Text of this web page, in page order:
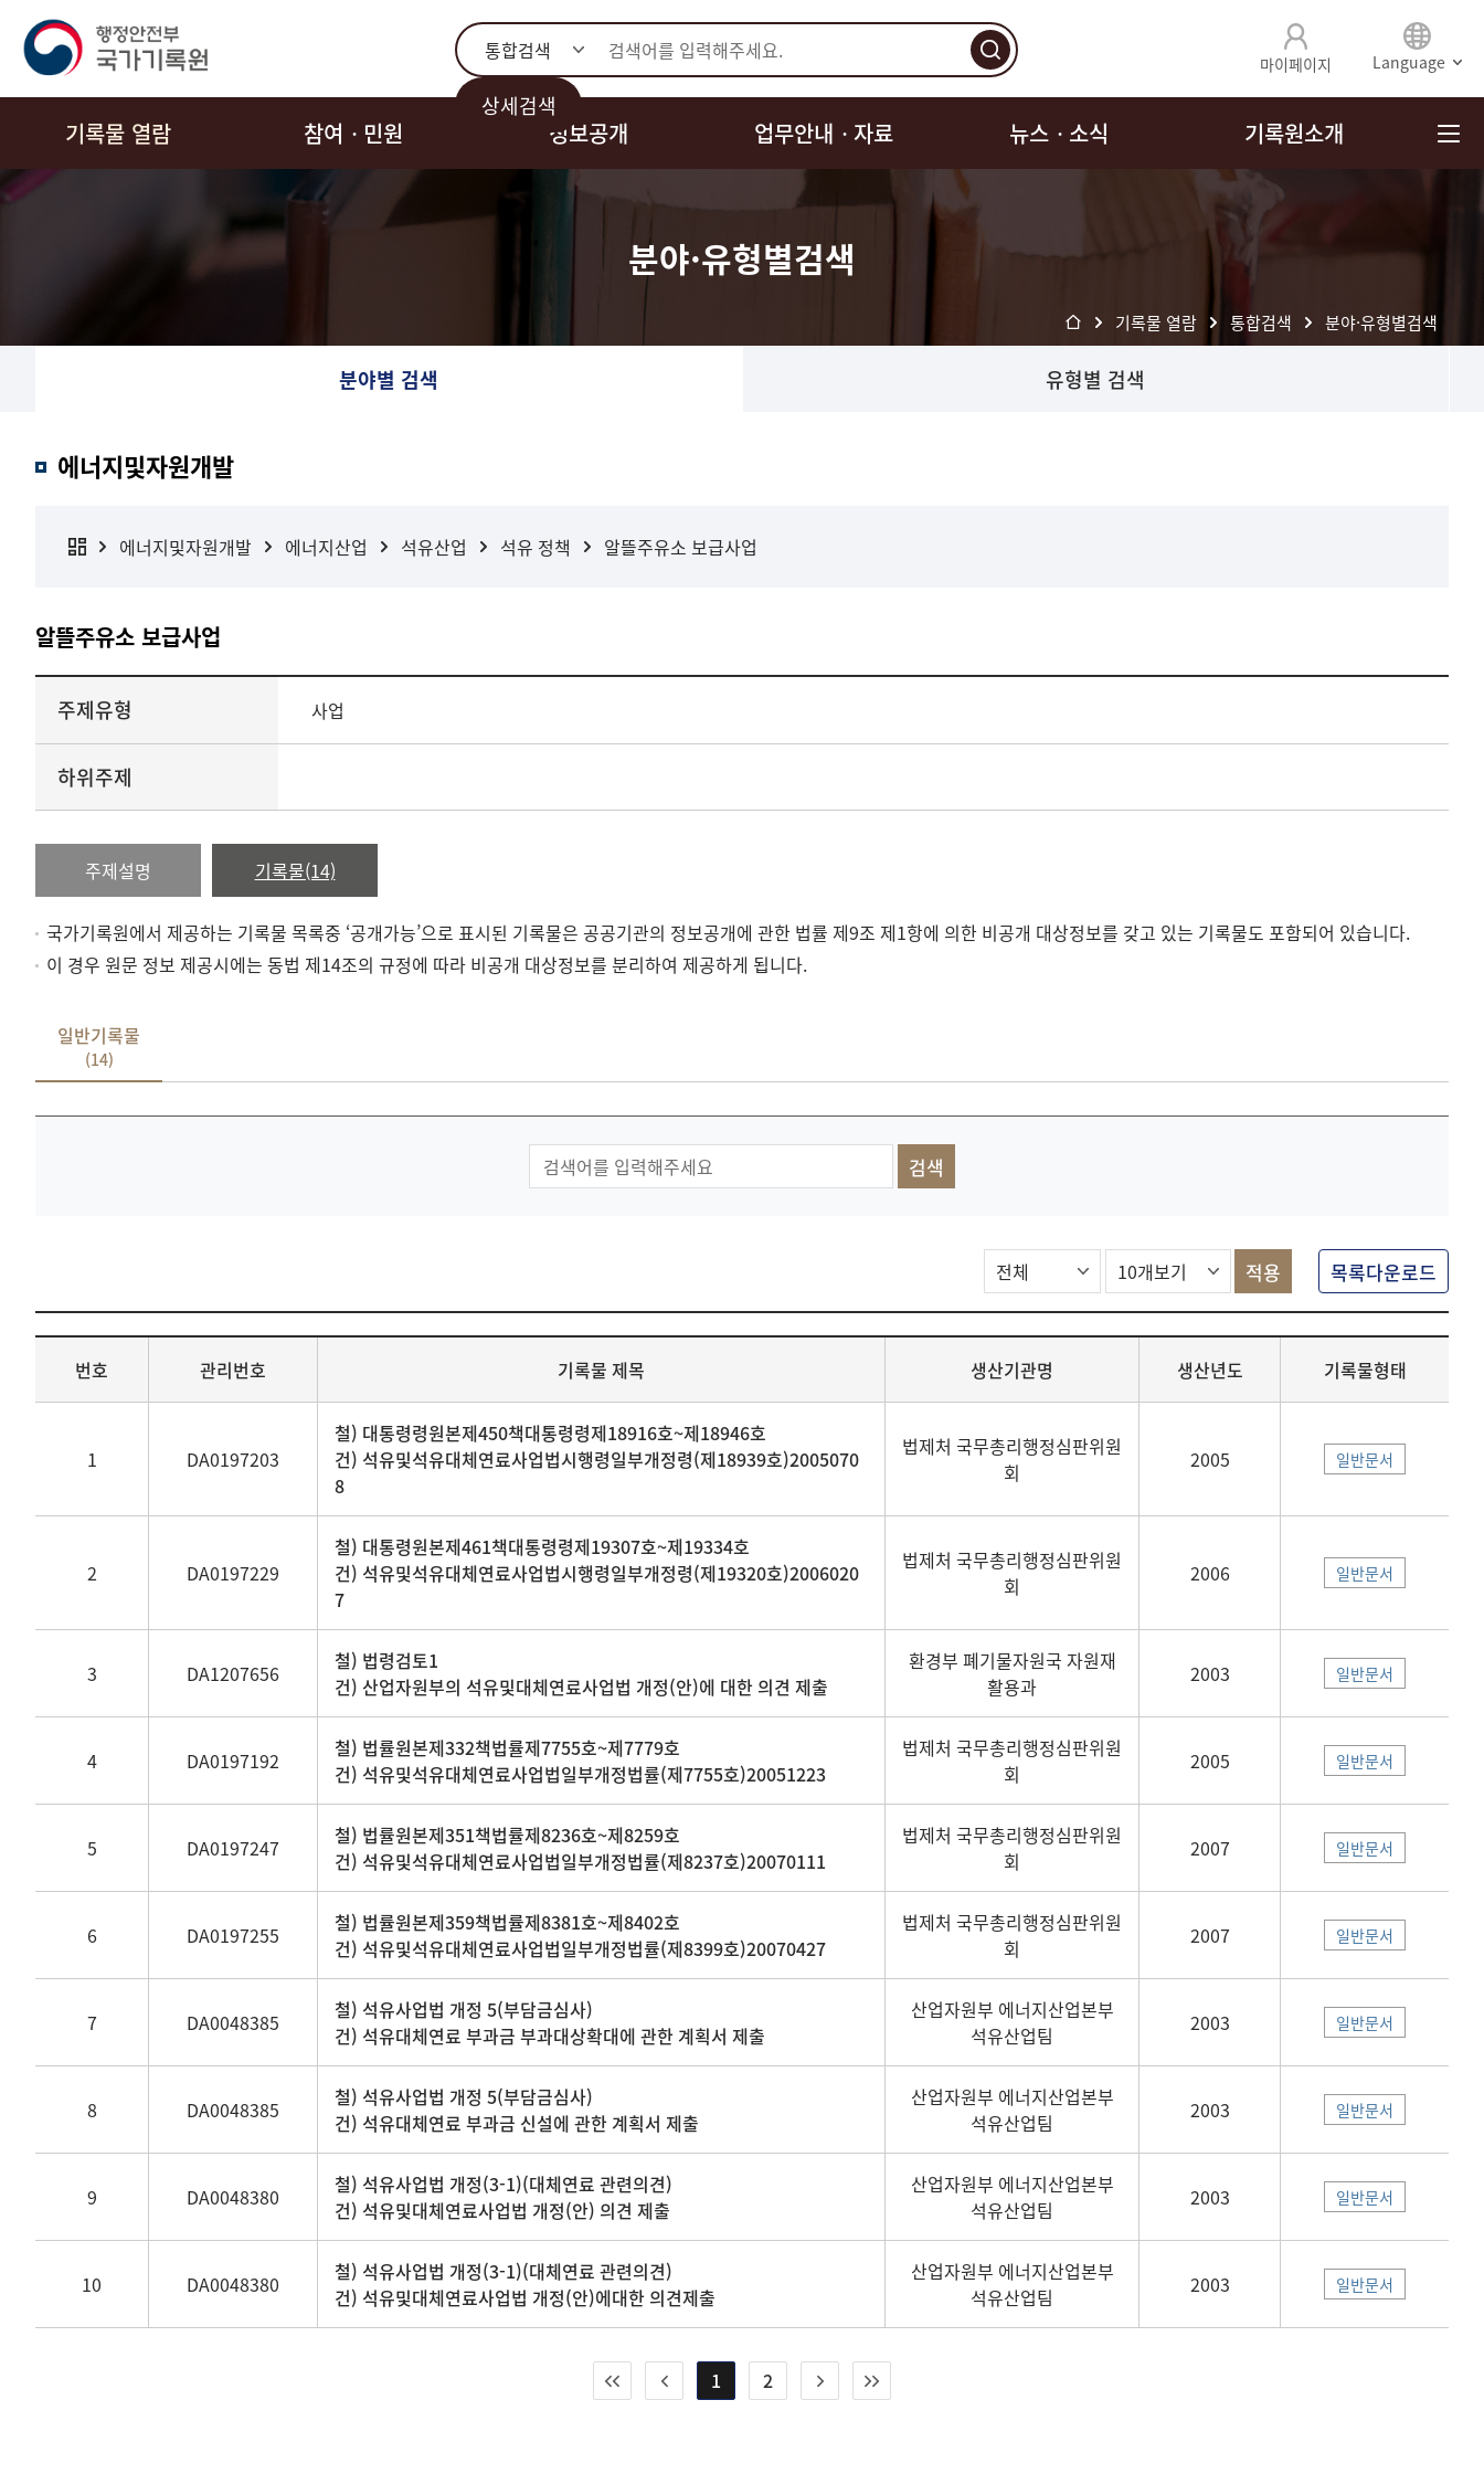
통합검색
상세검색
마이페이지 Language
기록물 열람 참여ㆍ민원 정보공개 업무안내ㆍ자료 뉴스ㆍ소식 기록원소개
분야·유형별검색
기록물 열람 통합검색 분야·유형별검색
분야별 검색 유형별 검색
에너지및자원개발
에너지및자원개발 에너지산업 석유산업 석유 정책 알뜰주유소 보급사업
알뜰주유소 보급사업
주제유형 사업
하위주제
주제설명 기록물(14)
국가기록원에서 제공하는 기록물 목록중 ‘공개가능’으로 표시된 기록물은 공공기관의 정보공개에 관한 법률 제9조 제1항에 의한 비공개 대상정보를 갖고 있는 기록물도 포함되어 있습니다.
이 경우 원문 정보 제공시에는 동법 제14조의 규정에 따라 비공개 대상정보를 분리하여 제공하게 됩니다.
일반기록물
(14)
목록다운로드
표로
관리번호,
제목,
생산년도,
번호 관리번호 기록물 제목 생산기관명 생산년도 기록물형태
1 DA0197203
철) 대통령령원본제450책대통령령제18916호~제18946호
건) 석유및석유대체연료사업법시행령일부개정령(제18939호)2005070
8
법제처 국무총리행정심판위원
회
2005 일반문서
2 DA0197229
철) 대통령원본제461책대통령령제19307호~제19334호
건) 석유및석유대체연료사업법시행령일부개정령(제19320호)2006020
7
법제처 국무총리행정심판위원
회
2006 일반문서
3 DA1207656
철) 법령검토1
건) 산업자원부의 석유및대체연료사업법 개정(안)에 대한 의견 제출
환경부 폐기물자원국 자원재
활용과
2003 일반문서
4 DA0197192
철) 법률원본제332책법률제7755호~제7779호
건) 석유및석유대체연료사업법일부개정법률(제7755호)20051223
법제처 국무총리행정심판위원
회
2005 일반문서
5 DA0197247
철) 법률원본제351책법률제8236호~제8259호
건) 석유및석유대체연료사업법일부개정법률(제8237호)20070111
법제처 국무총리행정심판위원
회
2007 일반문서
6 DA0197255
철) 법률원본제359책법률제8381호~제8402호
건) 석유및석유대체연료사업법일부개정법률(제8399호)20070427
법제처 국무총리행정심판위원
회
2007 일반문서
7 DA0048385
철) 석유사업법 개정 5(부담금심사)
건) 석유대체연료 부과금 부과대상확대에 관한 계획서 제출
산업자원부 에너지산업본부
석유산업팀
2003 일반문서
8 DA0048385
철) 석유사업법 개정 5(부담금심사)
건) 석유대체연료 부과금 신설에 관한 계획서 제출
산업자원부 에너지산업본부
석유산업팀
2003 일반문서
9 DA0048380
철) 석유사업법 개정(3-1)(대체연료 관련의견)
건) 석유및대체연료사업법 개정(안) 의견 제출
산업자원부 에너지산업본부
석유산업팀
2003 일반문서
10 DA0048380
철) 석유사업법 개정(3-1)(대체연료 관련의견)
건) 석유및대체연료사업법 개정(안)에대한 의견제출
산업자원부 에너지산업본부
석유산업팀
2003 일반문서
1 2